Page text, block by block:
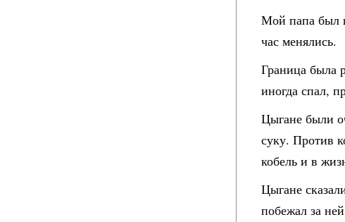
Мой папа был
час менялись.
Граница была
иногда спал,
Цыгане были
суку. Против
кобель и в
Цыгане
побежал за